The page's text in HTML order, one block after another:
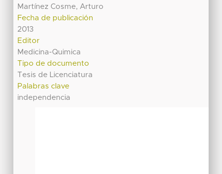
Martínez Cosme, Arturo
Fecha de publicación
2013
Editor
Medicina-Quimica
Tipo de documento
Tesis de Licenciatura
Palabras clave
independencia